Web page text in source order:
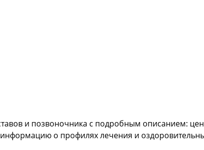
и позвоночника с подробным описанием:
о профилях лечения и